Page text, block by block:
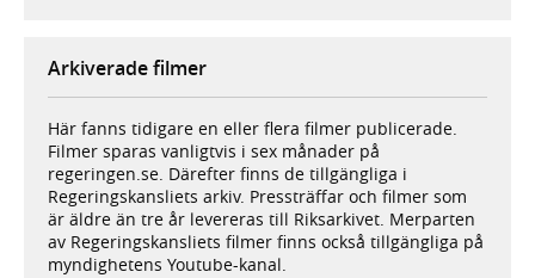
Arkiverade filmer
Här fanns tidigare en eller flera filmer publicerade.
Filmer sparas vanligtvis i sex månader på
regeringen.se. Därefter finns de tillgängliga i
Regeringskansliets arkiv. Pressträffar och filmer som
är äldre än tre år levereras till Riksarkivet. Merparten
av Regeringskansliets filmer finns också tillgängliga på
myndighetens Youtube-kanal.